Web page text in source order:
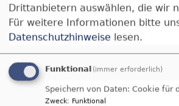
Bildrechte beim Autor
Drittanbietern auswählen, die wir
Für weitere Informationen bitte
Datenschutzhinweise lesen.
Funktional (immer erforderlich)
Speichern von Daten: Cookie für
Zweck: Funktional